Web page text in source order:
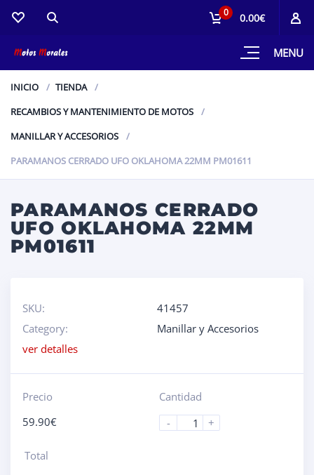
MENU
0 0.00€
INICIO
TIENDA
RECAMBIOS Y MANTENIMIENTO DE MOTOS
MANILLAR Y ACCESORIOS
PARAMANOS CERRADO UFO OKLAHOMA 22MM PM01611
PARAMANOS CERRADO
UFO OKLAHOMA 22MM
PM01611
SKU:
41457
Category:
Manillar y Accesorios
ver detalles
Precio
59.90€
Cantidad
-
+
Total